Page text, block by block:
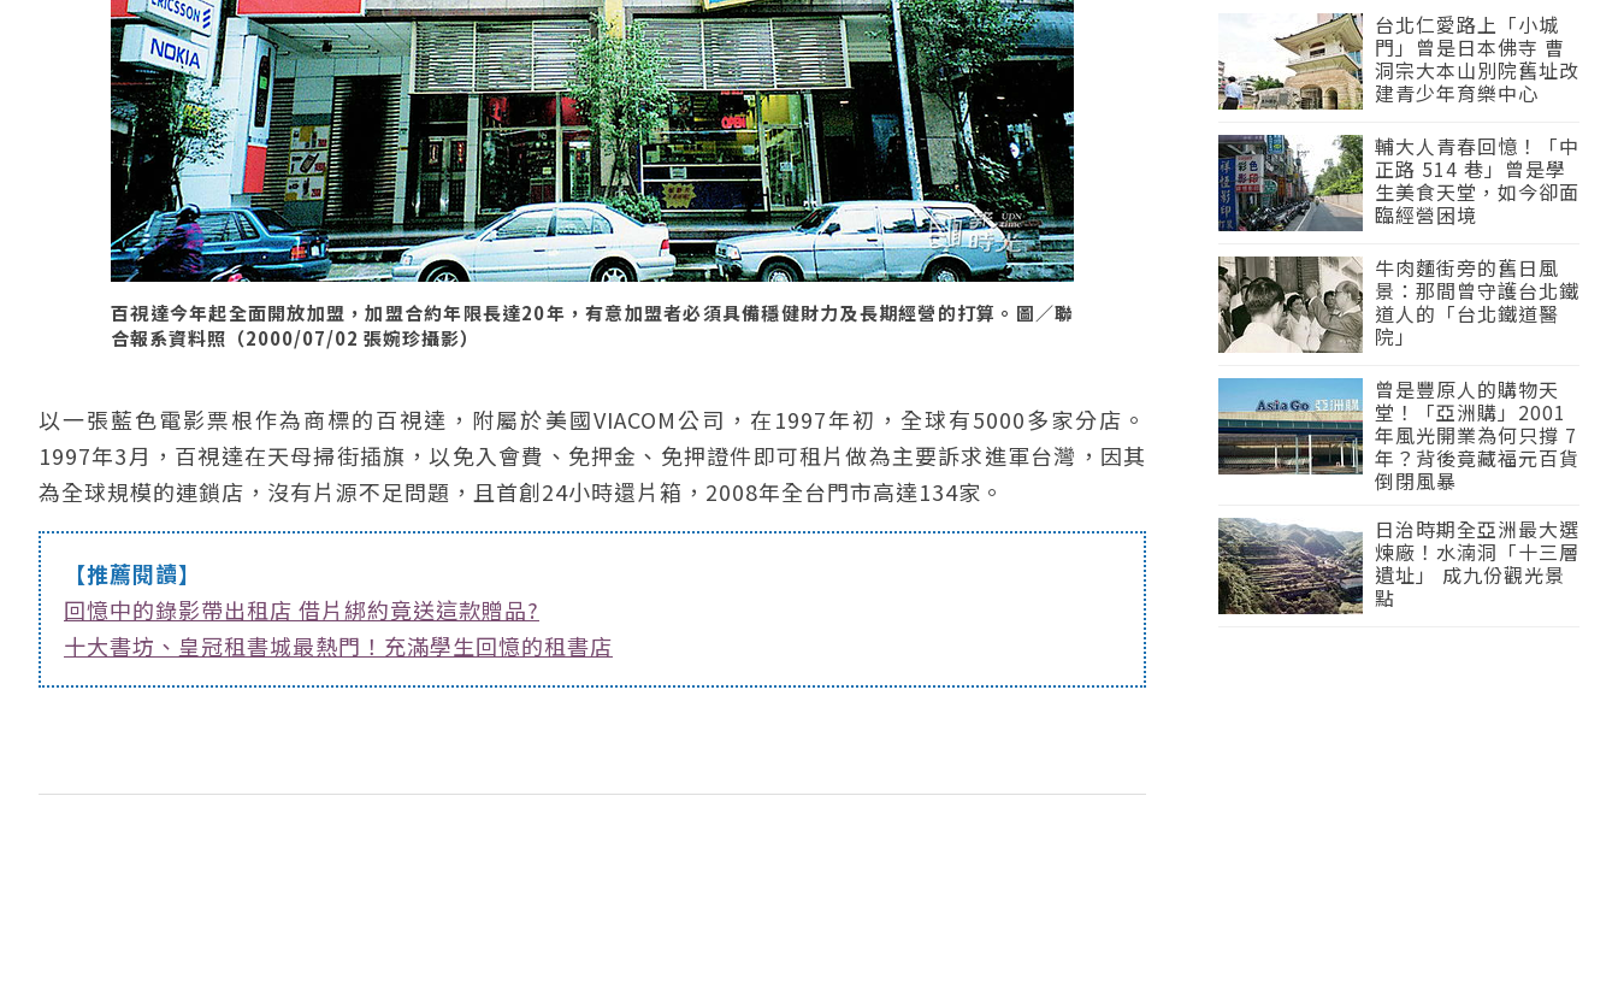
百視達今年起全面開放加盟，加盟合約年限長達20年，有意加盟者必須具備穩健財力及長期經營的打算。圖／聯
合報系資料照（2000/07/02 張婉珍攝影）
以一張藍色電影票根作為商標的百視達，附屬於美國VIACOM公司，在1997年初，全球有5000多家分店。
1997年3月，百視達在天母掃街插旗，以免入會費、免押金、免押證件即可租片做為主要訴求進軍台灣，因其
為全球規模的連鎖店，沒有片源不足問題，且首創24小時還片箱，2008年全台門市高達134家。
【推薦閱讀】
回憶中的錄影帶出租店 借片綁約竟送這款贈品?
十大書坊、皇冠租書城最熱門！充滿學生回憶的租書店
台北仁愛路上「小城
門」曾是日本佛寺 曹
洞宗大本山別院舊址改
建青少年育樂中心
輔大人青春回憶！「中
正路 514 巷」曾是學
生美食天堂，如今卻面
臨經營困境
牛肉麵街旁的舊日風
景：那間曾守護台北鐵
道人的「台北鐵道醫
院」
曾是豐原人的購物天
堂！「亞洲購」2001
年風光開業為何只撐 7
年？背後竟藏福元百貨
倒閉風暴
日治時期全亞洲最大選
煉廠！水湳洞「十三層
遺址」 成九份觀光景
點